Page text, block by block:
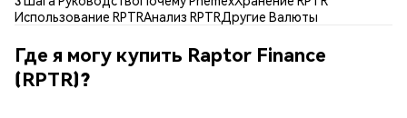
Использование RPTRАнализ RPTRДругие Валюты
Где я могу купить Raptor Finance
(RPTR)?